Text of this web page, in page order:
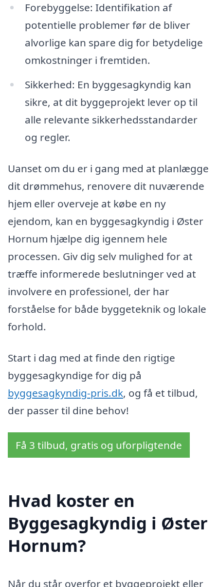
Forebyggelse: Identifikation af
potentielle problemer før de bliver
alvorlige kan spare dig for betydelige
omkostninger i fremtiden.
Sikkerhed: En byggesagkyndig kan
sikre, at dit byggeprojekt lever op til
alle relevante sikkerhedsstandarder
og regler.
Uanset om du er i gang med at planlægge
dit drømmehus, renovere dit nuværende
hjem eller overveje at købe en ny
ejendom, kan en byggesagkyndig i Øster
Hornum hjælpe dig igennem hele
processen. Giv dig selv mulighed for at
træffe informerede beslutninger ved at
involvere en professionel, der har
forståelse for både byggeteknik og lokale
forhold.
Start i dag med at finde den rigtige
byggesagkyndige for dig på
byggesagkyndig-pris.dk, og få et tilbud,
der passer til dine behov!
Få 3 tilbud, gratis og uforpligtende
Hvad koster en
Byggesagkyndig i Øster
Hornum?
Når du står overfor et byggeprojekt eller